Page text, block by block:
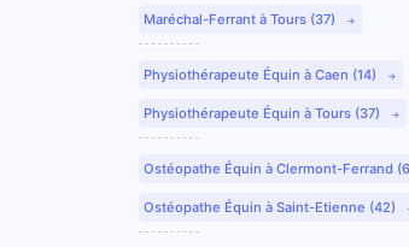
Maréchal-Ferrant à Tours (37)
Physiothérapeute Équin à Caen (14)
Physiothérapeute Équin à Tours (37)
Ostéopathe Équin à Clermont-Ferrand
Ostéopathe Équin à Saint-Etienne (42)